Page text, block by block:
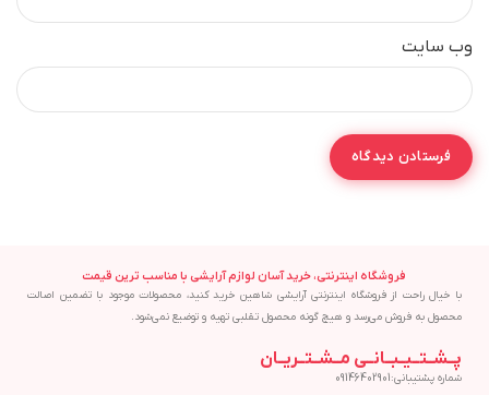
وب‌ سایت
فروشگاه اینترنتی، خرید آسان لوازم آرایشی با مناسب ترین قیمت
با خیال راحت از فروشگاه اینترنتی آرایشی شاهین خرید کنید، محصولات موجود با تضمین اصالت
محصول به فروش می‌رسد و هیچ گونه محصول تقلبی تهیه و توضیع نمی‌شود.
پــشــتــیــبــانــی مــشــتــریــان
شماره پشتیبانی:09146402901